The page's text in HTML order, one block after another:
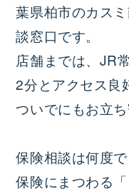
葉県柏市のカス
談窓口です。
店舗までは、JR
2分とアクセス良
ついでにもお立
保険相談は何度で
保険にまつわる